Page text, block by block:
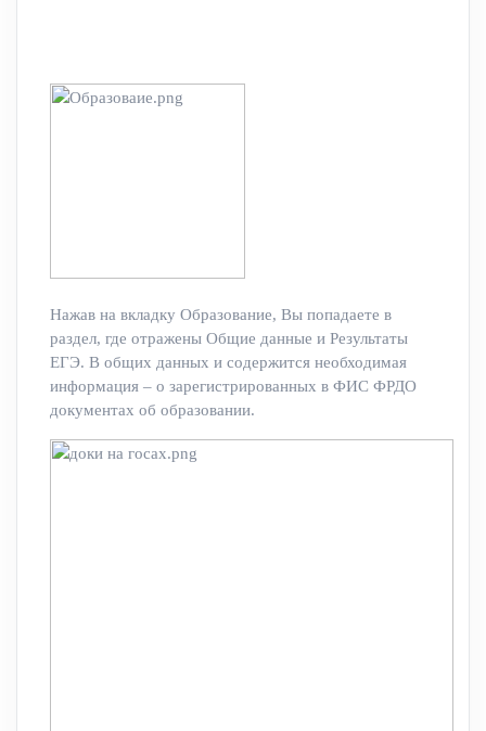
Нажав на вкладку Образование, Вы попадаете в
раздел, где отражены Общие данные и Результаты
ЕГЭ. В общих данных и содержится необходимая
информация – о зарегистрированных в ФИС ФРДО
документах об образовании.